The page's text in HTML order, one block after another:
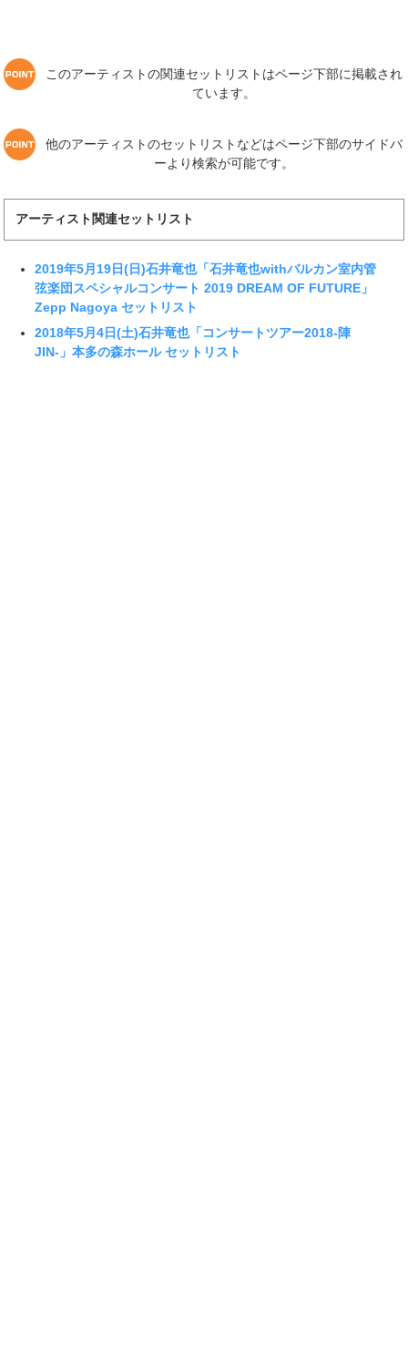
このアーティストの関連セットリストはページ下部に掲載され
ています。
他のアーティストのセットリストなどはページ下部のサイドバ
ーより検索が可能です。
アーティスト関連セットリスト
2019年5月19日(日)石井竜也「石井竜也withバルカン室内管
弦楽団スペシャルコンサート 2019 DREAM OF FUTURE」
Zepp Nagoya セットリスト
2018年5月4日(土)石井竜也「コンサートツアー2018-陣
JIN-」本多の森ホール セットリスト